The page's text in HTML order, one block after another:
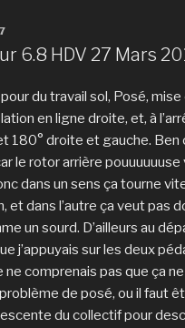
6.8 HDV 27 Mars
du travail sol, Posé, mise
en ligne droite, et, à
180° droite et gauche. Ben
le rotor arrière pouuuuuuse
dans un sens ça tourne
et dans l’autre ça veut pas
un sourd. D’ailleurs au
j’appuyais sur les deux
comprenais pas que ça
de posé, ou il faut
du collectif pour